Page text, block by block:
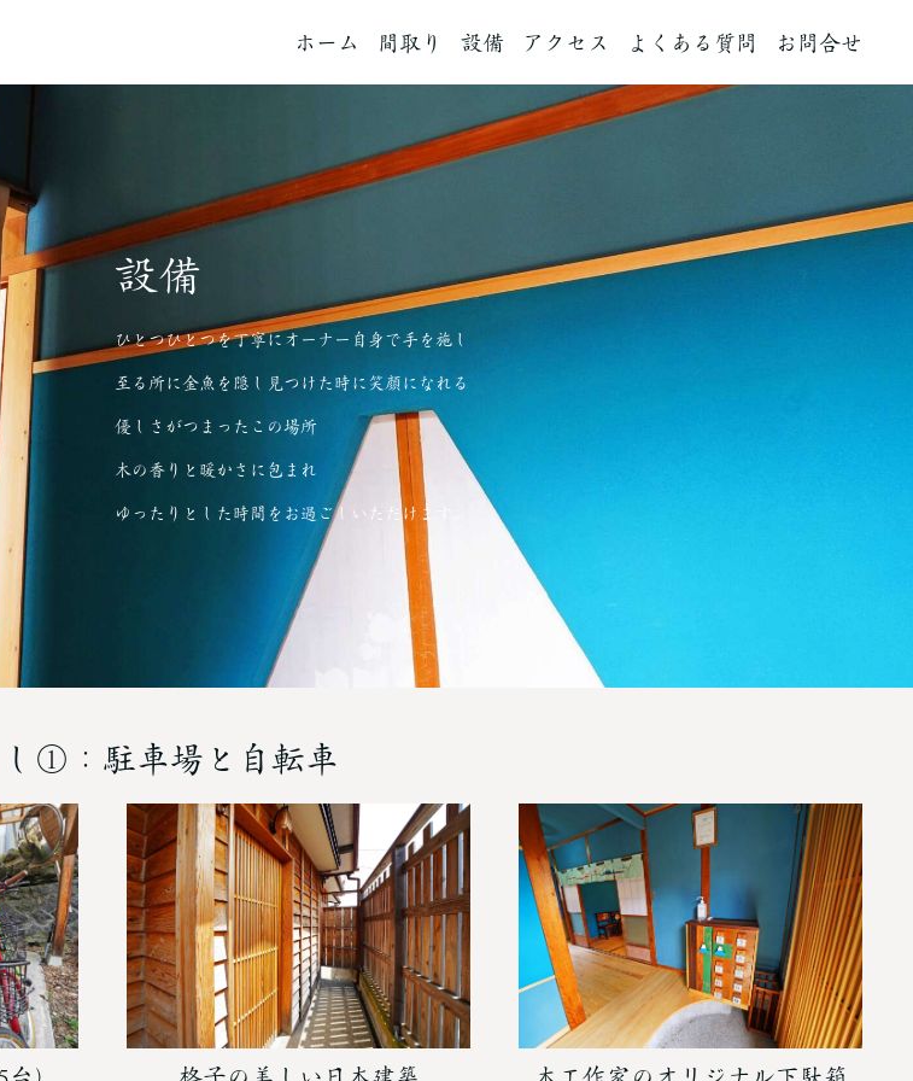
ホーム 間取り 設備 アクセス よくある質問 お問合せ
設備
ひとつひとつを丁寧にオーナー自身で手を施し
至る所に金魚を隠し見つけた時に笑顔になれる
優しさがつまったこの場所
木の香りと暖かさに包まれ
ゆったりとした時間をお過ごしいただけます。
①：駐車場と自転車